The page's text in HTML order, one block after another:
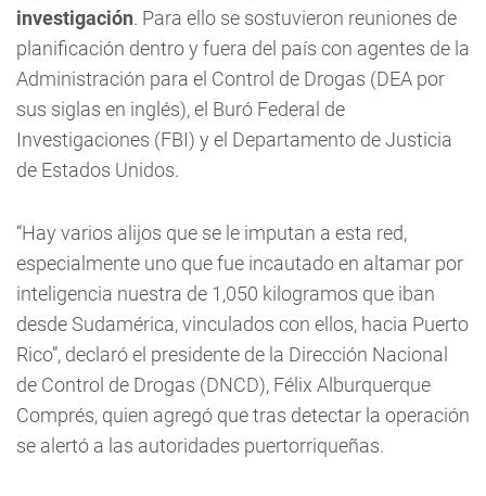
investigación. Para ello se sostuvieron reuniones de
planificación dentro y fuera del país con agentes de la
Administración para el Control de Drogas (DEA por
sus siglas en inglés), el Buró Federal de
Investigaciones (FBI) y el Departamento de Justicia
de Estados Unidos.
“Hay varios alijos que se le imputan a esta red,
especialmente uno que fue incautado en altamar por
inteligencia nuestra de 1,050 kilogramos que iban
desde Sudamérica, vinculados con ellos, hacia Puerto
Rico”, declaró el presidente de la Dirección Nacional
de Control de Drogas (DNCD), Félix Alburquerque
Comprés, quien agregó que tras detectar la operación
se alertó a las autoridades puertorriqueñas.